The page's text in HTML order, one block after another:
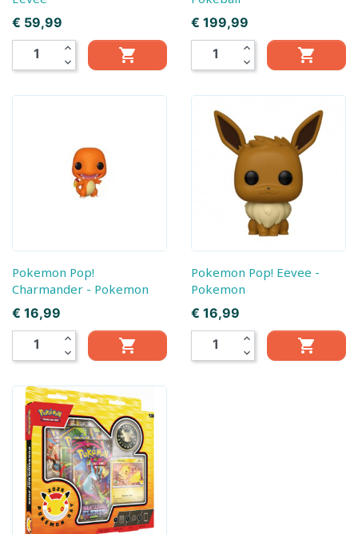
Prijs
€ 59,99
expand_less
expand_more

Prijs
€ 199,99
expand_less
expand_more

Pokemon Pop!
Charmander - Pokemon
Prijs
€ 16,99
expand_less
expand_more

Pokemon Pop! Eevee -
Pokemon
Prijs
€ 16,99
expand_less
expand_more
